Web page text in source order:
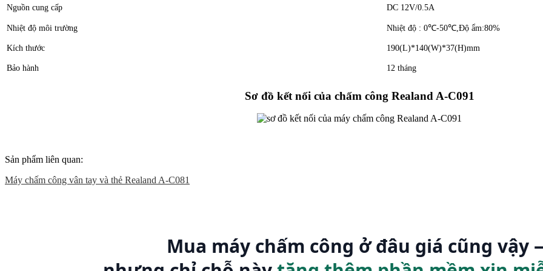
Nguồn cung cấp DC 12V/0.5A
Nhiệt độ môi trường Nhiệt độ : 0℃-50℃,Độ ẩm:80%
Kích thước 190(L)*140(W)*37(H)mm
Bảo hành 12 tháng
Sơ đồ kết nối của chấm công Realand A-C091
Sản phẩm liên quan:
Máy chấm công vân tay và thẻ Realand A-C081
Mua máy chấm công ở đâu giá cũng vậy